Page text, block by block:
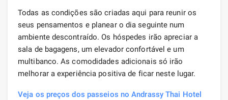
Todas as condições são criadas aqui para reunir os
seus pensamentos e planear o dia seguinte num
ambiente descontraído. Os hóspedes irão apreciar a
sala de bagagens, um elevador confortável e um
multibanco. As comodidades adicionais só irão
melhorar a experiência positiva de ficar neste lugar.
Veja os preços dos passeios no Andrassy Thai Hotel